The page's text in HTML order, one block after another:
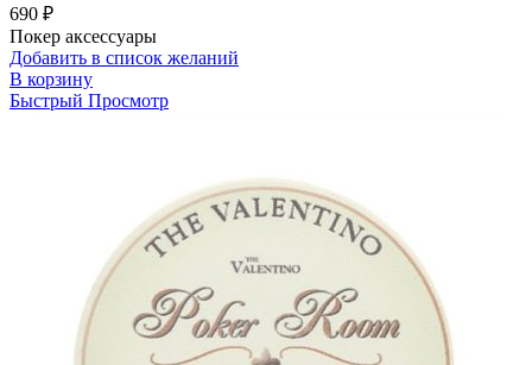
690 ₽
Покер аксессуары
Добавить в список желаний
В корзину
Быстрый Просмотр